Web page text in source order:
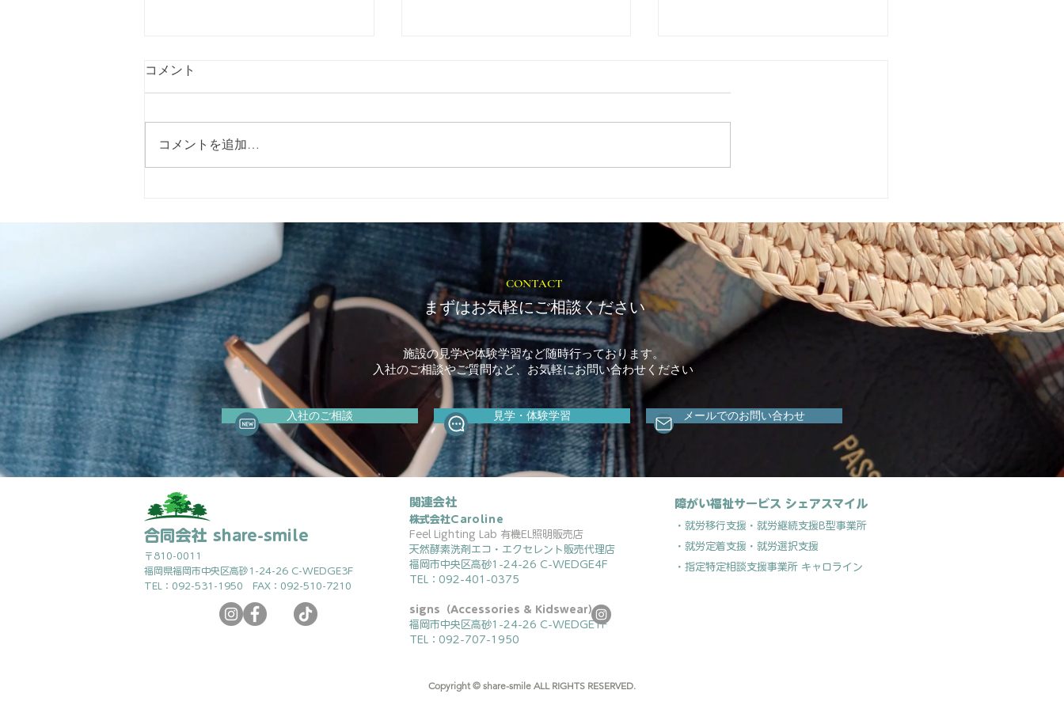
コメント
コメントを追加…
CONTACT
まずはお気軽にご相談ください
施設の見学や体験学習など随時行っております。
入社のご相談やご質問など、お気軽にお問い合わせください
入社のご相談 見学・体験学習 メールでのお問い合わせ
合同会社 share-smile
〒810-0011
福岡県福岡市中央区高砂1-24-26 C-WEDGE3F
TEL：092-531-1950 FAX：092-510-7210
関連会社
株式会社Caroline
Feel Lighting Lab 有機EL照明販売店
天然酵素洗剤エコ・エクセレント販売代理店
福岡市中央区高砂1-24-26 C-WEDGE4F
TEL：092-401-0375
signs（Accessories & Kidswear）
福岡市中央区高砂1-24-26 C-WEDGE1F
TEL：092-707-1950
障がい福祉サービス シェアスマイル
・就労移行支援 ・就労継続支援B型事業所
・就労定着支援 ・就労選択支援
・指定特定相談支援事業所 キャロライン
Copyright © share-smile ALL RIGHTS RESERVED.